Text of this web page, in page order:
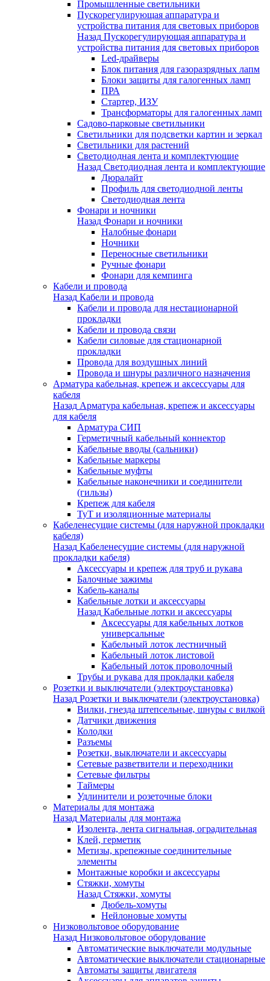
Промышленные светильники
Пускорегулирующая аппаратура и
устройства питания для световых приборов
Назад Пускорегулирующая аппаратура и
устройства питания для световых приборов
Led-драйверы
Блок питания для газоразрядных лапм
Блоки защиты для галогенных ламп
ПРА
Стартер, ИЗУ
Трансформаторы для галогенных ламп
Садово-парковые светильники
Светильники для подсветки картин и зеркал
Светильники для растений
Светодиодная лента и комплектующие
Назад Светодиодная лента и комплектующие
Дюралайт
Профиль для светодиодной ленты
Светодиодная лента
Фонари и ночники
Назад Фонари и ночники
Налобные фонари
Ночники
Переносные светильники
Ручные фонари
Фонари для кемпинга
Кабели и провода
Назад Кабели и провода
Кабели и провода для нестационарной
прокладки
Кабели и провода связи
Кабели силовые для стационарной
прокладки
Провода для воздушных линий
Провода и шнуры различного назначения
Арматура кабельная, крепеж и аксессуары для
кабеля
Назад Арматура кабельная, крепеж и аксессуары
для кабеля
Арматура СИП
Герметичный кабельный коннектор
Кабельные вводы (сальники)
Кабельные маркеры
Кабельные муфты
Кабельные наконечники и соединители
(гильзы)
Крепеж для кабеля
ТуТ и изоляционные материалы
Кабеленесущие системы (для наружной прокладки
кабеля)
Назад Кабеленесущие системы (для наружной
прокладки кабеля)
Аксессуары и крепеж для труб и рукава
Балочные зажимы
Кабель-каналы
Кабельные лотки и аксессуары
Назад Кабельные лотки и аксессуары
Аксессуары для кабельных лотков
универсальные
Кабельный лоток лестничный
Кабельный лоток листовой
Кабельный лоток проволочный
Трубы и рукава для прокладки кабеля
Розетки и выключатели (электроустановка)
Назад Розетки и выключатели (электроустановка)
Вилки, гнезда штепсельные, шнуры с вилкой
Датчики движения
Колодки
Разъемы
Розетки, выключатели и аксессуары
Сетевые разветвители и переходники
Сетевые фильтры
Таймеры
Удлинители и розеточные блоки
Материалы для монтажа
Назад Материалы для монтажа
Изолента, лента сигнальная, оградительная
Клей, герметик
Метизы, крепежные соединительные
элементы
Монтажные коробки и аксессуары
Стяжки, хомуты
Назад Стяжки, хомуты
Дюбель-хомуты
Нейлоновые хомуты
Низковольтовое оборудование
Назад Низковольтовое оборудование
Автоматические выключатели модульные
Автоматические выключатели стационарные
Автоматы защиты двигателя